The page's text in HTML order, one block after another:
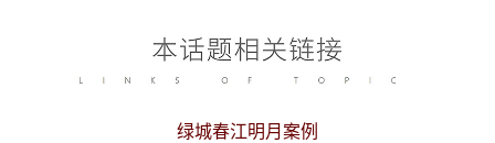
绿城春江明月案例